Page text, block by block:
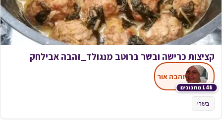
קציצות כרישה ובשר ברוטב מנגולד_זהבה אבילחק
148 מתכונים
זהבה אור
בשרי